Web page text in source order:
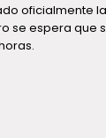
oficialmente
se espera que